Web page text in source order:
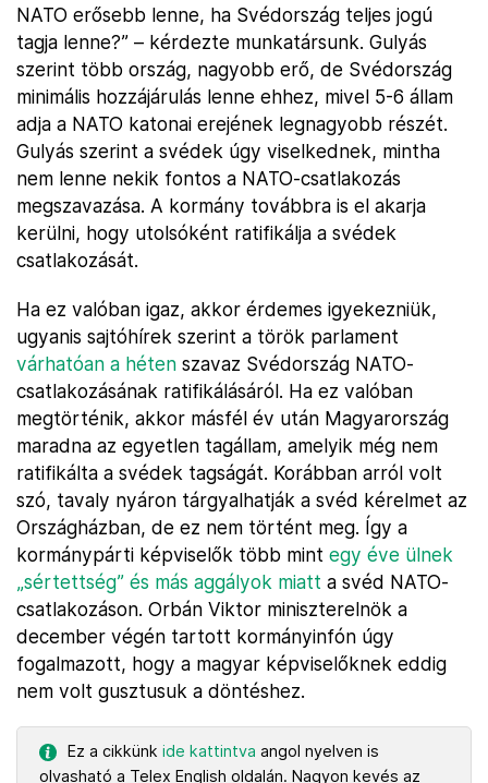
NATO erősebb lenne, ha Svédország teljes jogú
tagja lenne?” – kérdezte munkatársunk. Gulyás
szerint több ország, nagyobb erő, de Svédország
minimális hozzájárulás lenne ehhez, mivel 5-6 állam
adja a NATO katonai erejének legnagyobb részét.
Gulyás szerint a svédek úgy viselkednek, mintha
nem lenne nekik fontos a NATO-csatlakozás
megszavazása. A kormány továbbra is el akarja
kerülni, hogy utolsóként ratifikálja a svédek
csatlakozását.
Ha ez valóban igaz, akkor érdemes igyekezniük,
ugyanis sajtóhírek szerint a török parlament
várhatóan a héten szavaz Svédország NATO-
csatlakozásának ratifikálásáról. Ha ez valóban
megtörténik, akkor másfél év után Magyarország
maradna az egyetlen tagállam, amelyik még nem
ratifikálta a svédek tagságát. Korábban arról volt
szó, tavaly nyáron tárgyalhatják a svéd kérelmet az
Országházban, de ez nem történt meg. Így a
kormánypárti képviselők több mint egy éve ülnek
„sértettség” és más aggályok miatt a svéd NATO-
csatlakozáson. Orbán Viktor miniszterelnök a
december végén tartott kormányinfón úgy
fogalmazott, hogy a magyar képviselőknek eddig
nem volt gusztusuk a döntéshez.
Ez a cikkünk ide kattintva angol nyelven is
olvasható a Telex English oldalán. Nagyon kevés az